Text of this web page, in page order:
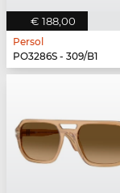
€ 188,00
Persol
PO3286S - 309/B1